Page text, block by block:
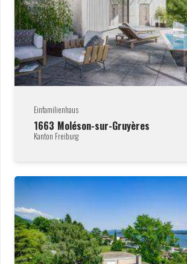
Einfamilienhaus
1663 Moléson-sur-Gruyères
Kanton Freiburg